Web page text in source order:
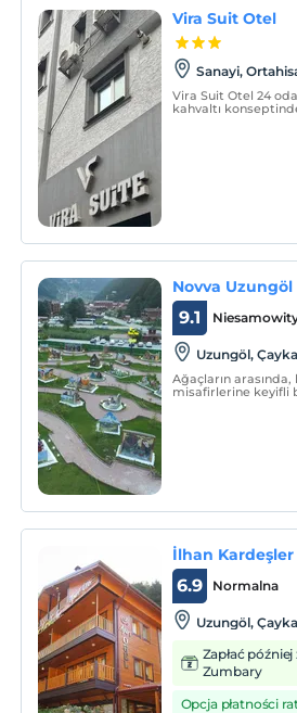
Vira Suit Otel
Sanayi,
Vira Suit Otel 24
kahvaltı
Novva Uzungöl
9.1
Uzungöl,
Ağaçların
misafirlerine keyifli
İlhan
Normalna
6.9
Uzungöl,
Zapłać
Zumbary
Opcja płatności